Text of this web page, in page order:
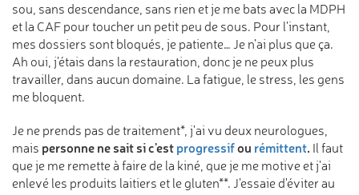
sou, sans descendance, sans rien et je me bats avec la MDPH
et la CAF pour toucher un petit peu de sous. Pour l'instant,
mes dossiers sont bloqués, je patiente… Je n’ai plus que ça.
Ah oui, j'étais dans la restauration, donc je ne peux plus
travailler, dans aucun domaine. La fatigue, le stress, les gens
me bloquent.
Je ne prends pas de traitement*, j'ai vu deux neurologues,
mais personne ne sait si c'estprogressifou rémittent. Il faut
que je me remette à faire de la kiné, que je me motive et j'ai
enlevé les produits laitiers et le gluten**. J’essaie d'éviter au